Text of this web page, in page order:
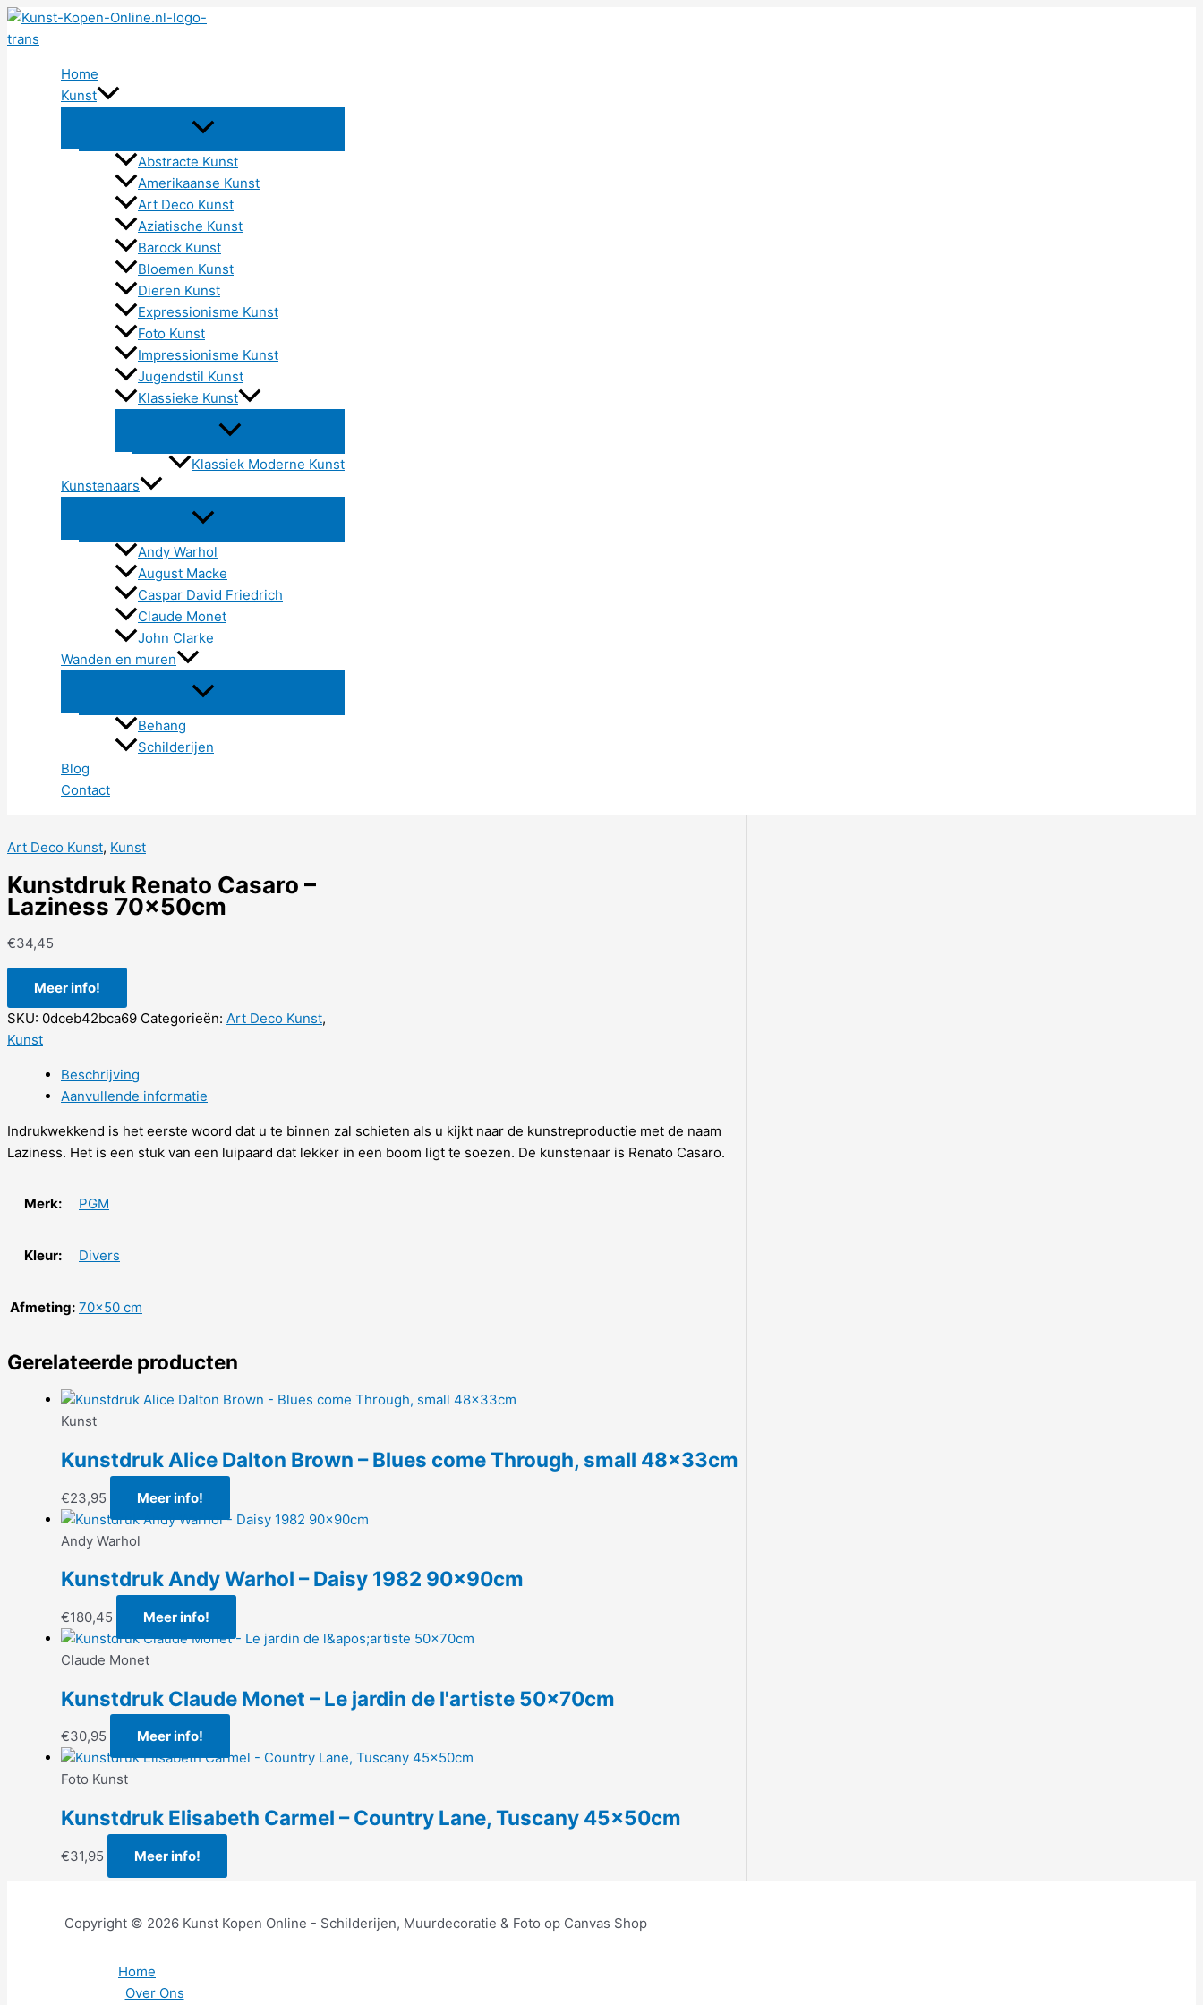
Ga
naar
Home
Kunst
Abstracte Kunst
Amerikaanse Kunst
Art Deco Kunst
Aziatische Kunst
Barock Kunst
Bloemen Kunst
Dieren Kunst
Expressionisme Kunst
Foto Kunst
Impressionisme Kunst
Jugendstil Kunst
Klassieke Kunst
Klassiek Moderne Kunst
Kunstenaars
Andy Warhol
August Macke
Caspar David Friedrich
Claude Monet
John Clarke
Wanden en muren
Behang
Schilderijen
Blog
Contact
Art Deco Kunst, Kunst
Kunstdruk Renato Casaro –
Laziness 70x50cm
€34,45
Meer info!
SKU: 0dceb42bca69 Categorieën: Art Deco Kunst,
Kunst
Beschrijving
Aanvullende informatie
Indrukwekkend is het eerste woord dat u te binnen zal schieten als u kijkt naar de kunstreproductie met de naam
Laziness. Het is een stuk van een luipaard dat lekker in een boom ligt te soezen. De kunstenaar is Renato Casaro.
Merk: PGM
Kleur: Divers
Afmeting: 70×50 cm
Gerelateerde producten
Kunst
Kunstdruk Alice Dalton Brown – Blues come Through, small 48x33cm
€23,95 Meer info!
Andy Warhol
Kunstdruk Andy Warhol – Daisy 1982 90x90cm
€180,45 Meer info!
Claude Monet
Kunstdruk Claude Monet – Le jardin de l'artiste 50x70cm
€30,95 Meer info!
Foto Kunst
Kunstdruk Elisabeth Carmel – Country Lane, Tuscany 45x50cm
€31,95 Meer info!
Copyright © 2026 Kunst Kopen Online - Schilderijen, Muurdecoratie & Foto op Canvas Shop
Home
Over Ons